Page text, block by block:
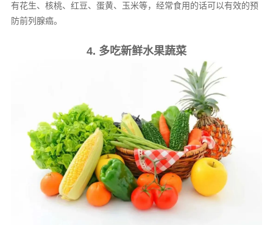
有花生、核桃、红豆、蛋黄、玉米等，经常食用的话可以有效的预
防前列腺癌。
4. 多吃新鲜水果蔬菜